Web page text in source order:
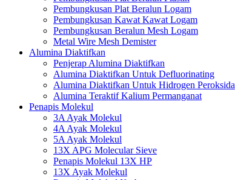
Pembungkusan Plat Beralun Logam
Pembungkusan Kawat Kawat Logam
Pembungkusan Beralun Mesh Logam
Metal Wire Mesh Demister
Alumina Diaktifkan
Penjerap Alumina Diaktifkan
Alumina Diaktifkan Untuk Defluorinating
Alumina Diaktifkan Untuk Hidrogen Peroksida
Alumina Teraktif Kalium Permanganat
Penapis Molekul
3A Ayak Molekul
4A Ayak Molekul
5A Ayak Molekul
13X APG Molecular Sieve
Penapis Molekul 13X HP
13X Ayak Molekul